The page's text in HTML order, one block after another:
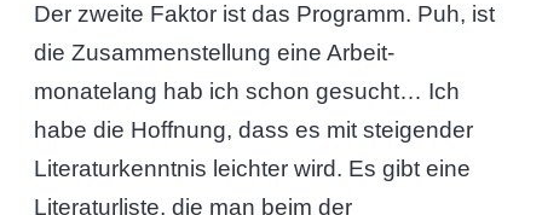
Der zweite Faktor ist das Programm. Puh, ist
die Zusammenstellung eine Arbeit-
monatelang hab ich schon gesucht… Ich
habe die Hoffnung, dass es mit steigender
Literaturkenntnis leichter wird. Es gibt eine
Literaturliste, die man beim der